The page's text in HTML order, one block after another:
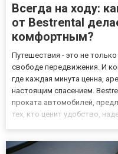
Всегда на ходу:
от Bestrental
комфортным?
Путешествия - это не
свободе передвижения. И
где каждая минута ценна,
настоящим спасением.
проката автомобилей,
тех, кто ценит удобство,